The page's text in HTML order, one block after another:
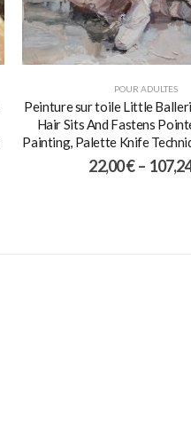
POUR ADULTES
Peinture sur toile Little
Hair Sits And Fastens
Painting, Palette Knife
22,00€ –